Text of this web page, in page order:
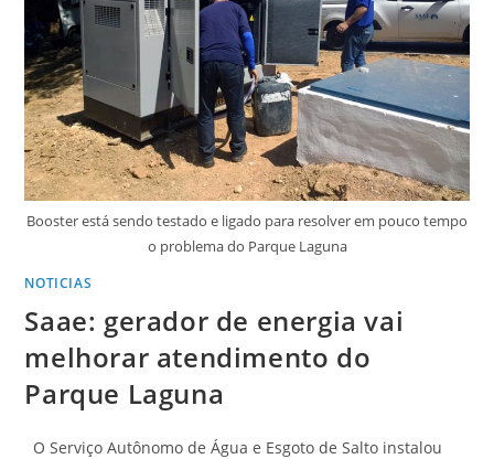
Booster está sendo testado e ligado para resolver em pouco tempo
o problema do Parque Laguna
NOTICIAS
Saae: gerador de energia vai
melhorar atendimento do
Parque Laguna
O Serviço Autônomo de Água e Esgoto de Salto instalou